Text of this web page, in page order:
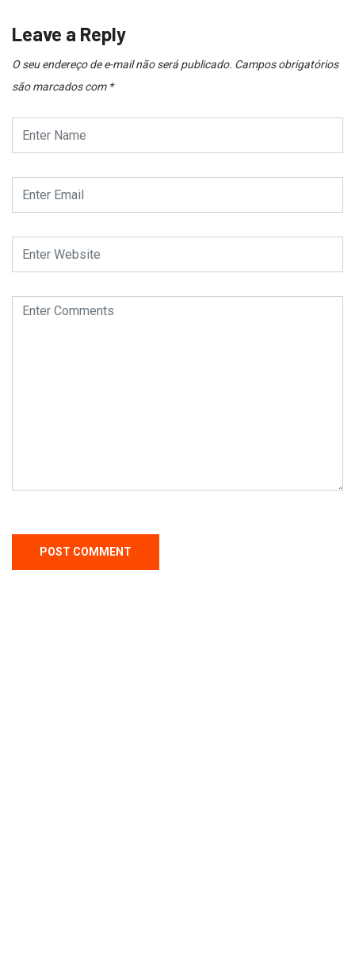
Leave a Reply
O seu endereço de e-mail não será publicado. Campos obrigatórios
são marcados com *